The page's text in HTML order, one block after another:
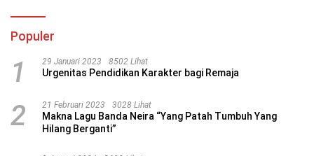
Populer
1 29 Januari 2023 8502 Lihat
Urgenitas Pendidikan Karakter bagi Remaja
2 21 Februari 2023 3028 Lihat
Makna Lagu Banda Neira “Yang Patah Tumbuh Yang
Hilang Berganti”